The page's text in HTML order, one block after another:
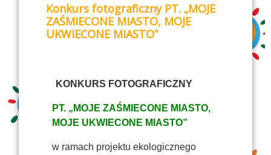
Konkurs fotograficzny PT. „MOJE
ZAŚMIECONE MIASTO, MOJE
UKWIECONE MIASTO”
KONKURS FOTOGRAFICZNY
PT. „MOJE ZAŚMIECONE MIASTO,
MOJE UKWIECONE MIASTO”
w ramach projektu ekologicznego